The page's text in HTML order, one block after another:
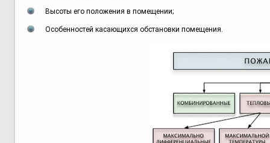
Высоты его положения в помещении;
Особенностей касающихся обстановки помещения.